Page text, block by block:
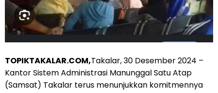
TOPIKTAKALAR.COM,Takalar, 30 Desember 2024 –
Kantor Sistem Administrasi Manunggal Satu Atap
(Samsat) Takalar terus menunjukkan komitmennya